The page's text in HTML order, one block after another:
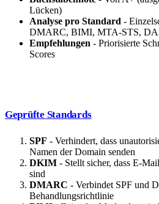
Lücken)
Analyse pro Standard -
DMARC, BIMI, MTA-STS,
Empfehlungen - Priorisierte
Scores
Geprüfte Standards
SPF - Verhindert, dass
Namen der Domain senden
DKIM - Stellt sicher, dass E-
sind
DMARC - Verbindet SPF und
Behandlungsrichtlinie